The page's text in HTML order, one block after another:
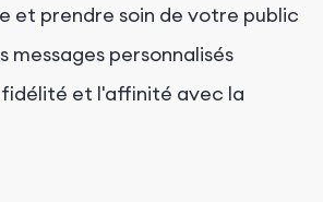
et prendre soin de votre public
messages personnalisés
et l'affinité avec la